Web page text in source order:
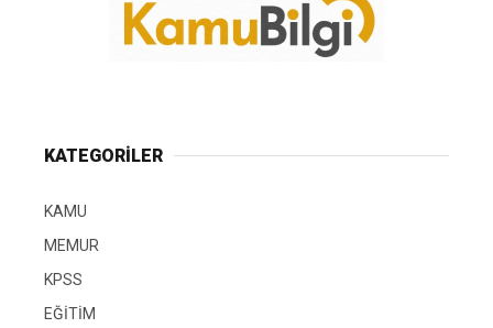
KATEGORİLER
KAMU
MEMUR
KPSS
EĞİTİM